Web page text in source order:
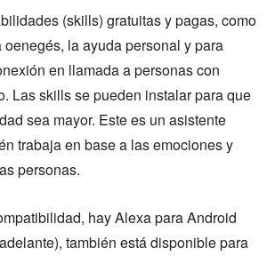
(skills) gratuitas y pagas, como
la ayuda personal y para
en llamada a personas con
Las skills se pueden instalar para que
sea mayor. Este es un asistente
trabaja en base a las emociones y
personas.
hay Alexa para Android
también está disponible para